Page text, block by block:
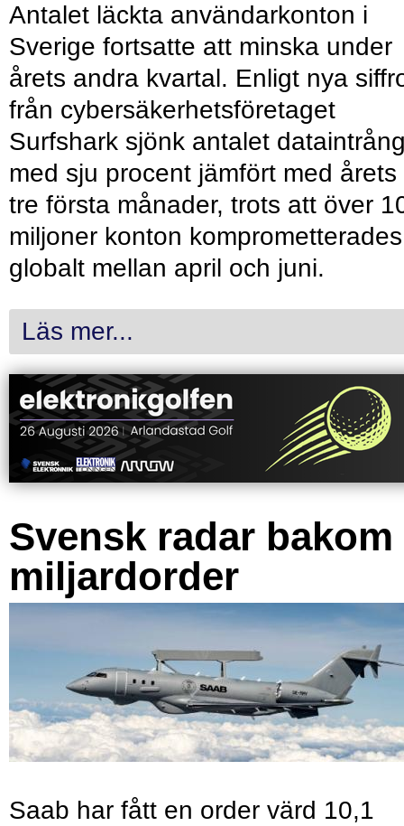
Antalet läckta användarkonton i
Sverige fortsatte att minska under
årets andra kvartal. Enligt nya
från cybersäkerhetsföretaget
Surfshark sjönk antalet
med sju procent jämfört med årets
tre första månader, trots att över
miljoner konton komprometterades
globalt mellan april och juni.
Läs mer...
Svensk radar bakom
miljardorder
Saab har fått en order värd 10,1